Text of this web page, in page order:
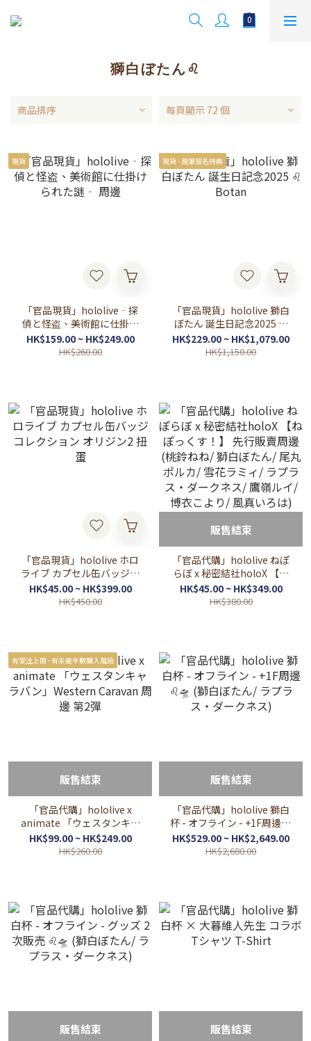
獅白ぼたん♌
商品排序 每頁顯示 72 個
現貨
「官品現貨」hololive‐探
偵と怪盗、美術館に仕掛け
られた謎‐ 周邊
HK$159.00 ~ HK$249.00
HK$260.00
現貨 - 親筆簽名特典
「官品現貨」hololive 獅白
ぼたん 誕生日記念2025 ♌
Botan
HK$229.00 ~ HK$1,079.00
HK$1,150.00
「官品現貨」hololive ホロ
ライブ カプセル缶バッジコ
レクション オリジン2 扭蛋
HK$45.00 ~ HK$399.00
HK$450.00
販售結束
「官品代購」hololive ねぽ
らぼ x 秘密結社holoX 【ね
ぽっくす！】 先行販賣周邊
(桃鈴ねね/ 獅白ぼたん/ 尾丸
HK$45.00 ~ HK$349.00
HK$380.00
有受注上限 - 有未能全數購入風險
販售結束
「官品代購」hololive x
animate 「ウェスタンキャ
ラバン」Western Caravan
周邊 第2彈
HK$99.00 ~ HK$249.00
HK$260.00
販售結束
「官品代購」hololive 獅白
杯 - オフライン - +1F周邊 ♌
🛸 (獅白ぼたん/ ラプラス・
ダークネス)
HK$529.00 ~ HK$2,649.00
HK$2,680.00
販售結束 販售結束